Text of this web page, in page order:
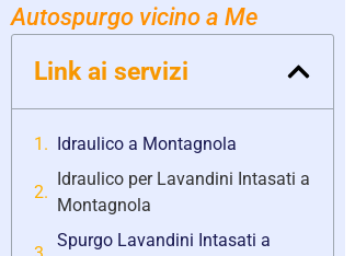
Autospurgo vicino a Me
Link ai servizi
Idraulico a Montagnola
Idraulico per Lavandini Intasati a
Montagnola
Spurgo Lavandini Intasati a